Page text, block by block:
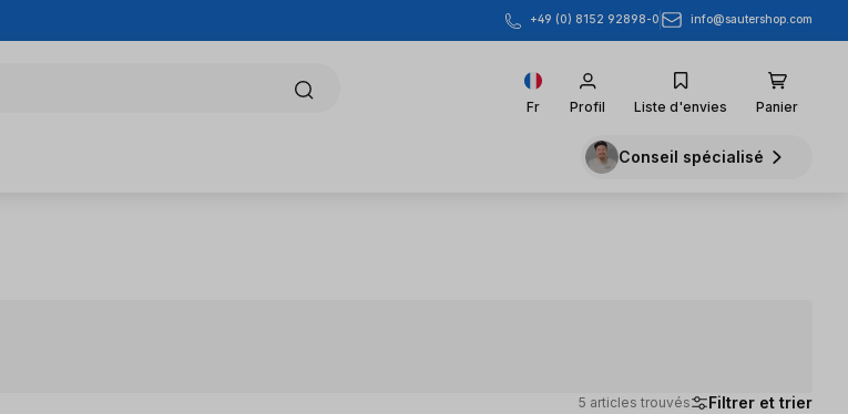
+49 (0) 8152 92898-0 info@sautershop.com
Fr Profil Liste d'envies Panier
Conseil spécialisé
5 articles trouvés Filtrer et trier